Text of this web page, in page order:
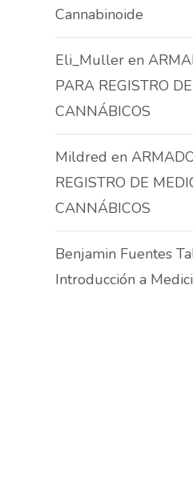
Cannabinoide
Eli_Mulleren
PARA REGISTRO
CANNÁBICOS
Mildred en
REGISTRO DE
CANNÁBICOS
Benjamin Fuentes
Introducción a